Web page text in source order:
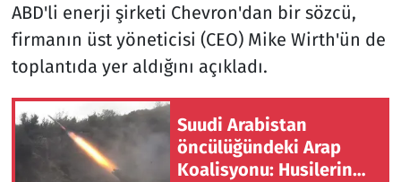
ABD'li enerji şirketi Chevron'dan bir sözcü,
firmanın üst yöneticisi (CEO) Mike Wirth'ün de
toplantıda yer aldığını açıkladı.
Suudi Arabistan
öncülüğündeki Arap
Koalisyonu: Husilerin